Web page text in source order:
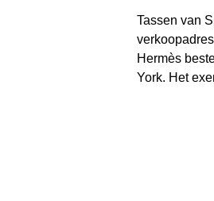
Tassen van
Hermès
York. Het